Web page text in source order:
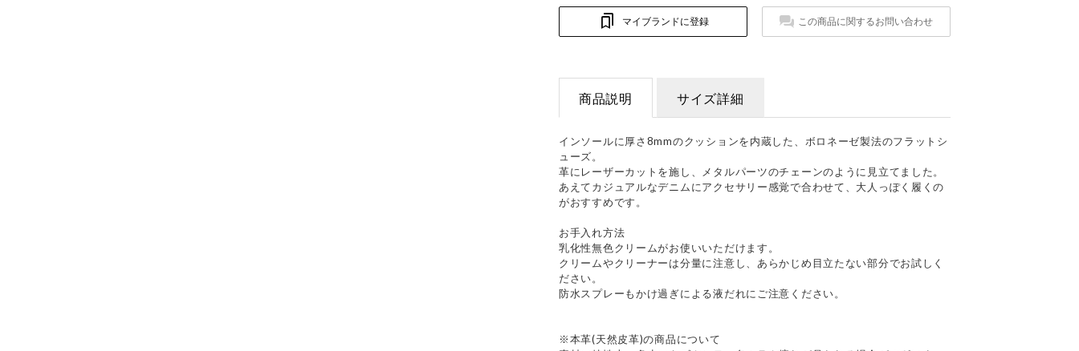
マイブランドに登録 この商品に関するお問い合わせ
商品説明 サイズ詳細
インソールに厚さ8mmのクッションを内蔵した、ボロネーゼ製法のフラットシ
ューズ。
革にレーザーカットを施し、メタルパーツのチェーンのように見立てました。
あえてカジュアルなデニムにアクセサリー感覚で合わせて、大人っぽく履くの
がおすすめです。
お手入れ方法
乳化性無色クリームがお使いいただけます。
クリームやクリーナーは分量に注意し、あらかじめ目立たない部分でお試しく
ださい。
防水スプレーもかけ過ぎによる液だれにご注意ください。
※本革(天然皮革)の商品について